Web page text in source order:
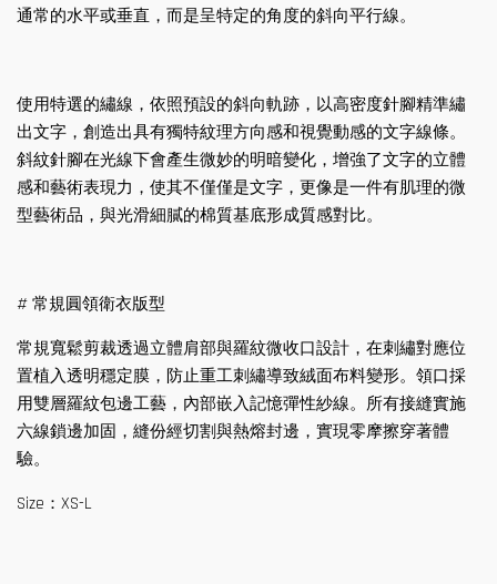
通常的水平或垂直，而是呈特定的角度的斜向平行線。
使用特選的繡線，依照預設的斜向軌跡，以高密度針腳精準繡
出文字，創造出具有獨特紋理方向感和視覺動感的文字線條。
斜紋針腳在光線下會產生微妙的明暗變化，增強了文字的立體
感和藝術表現力，使其不僅僅是文字，更像是一件有肌理的微
型藝術品，與光滑細膩的棉質基底形成質感對比。
# 常規圓領衛衣版型
常規寬鬆剪裁透過立體肩部與羅紋微收口設計，在刺繡對應位
置植入透明穩定膜，防止重工刺繡導致絨面布料變形。領口採
用雙層羅紋包邊工藝，內部嵌入記憶彈性紗線。所有接縫實施
六線鎖邊加固，縫份經切割與熱熔封邊，實現零摩擦穿著體
驗。
Size：XS-L